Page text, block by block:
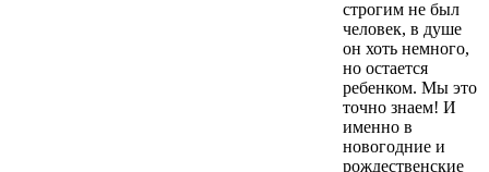
строгим не был
человек, в душе
он хоть немного,
но остается
ребенком. Мы это
точно знаем! И
именно в
новогодние и
рождественские